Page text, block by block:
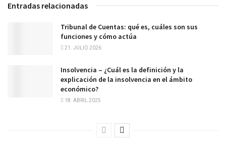
Entradas relacionadas
Tribunal de Cuentas: qué es, cuáles son sus
funciones y cómo actúa
21. JULIO 2026
Insolvencia – ¿Cuál es la definición y la
explicación de la insolvencia en el ámbito
económico?
18. ABRIL 2025